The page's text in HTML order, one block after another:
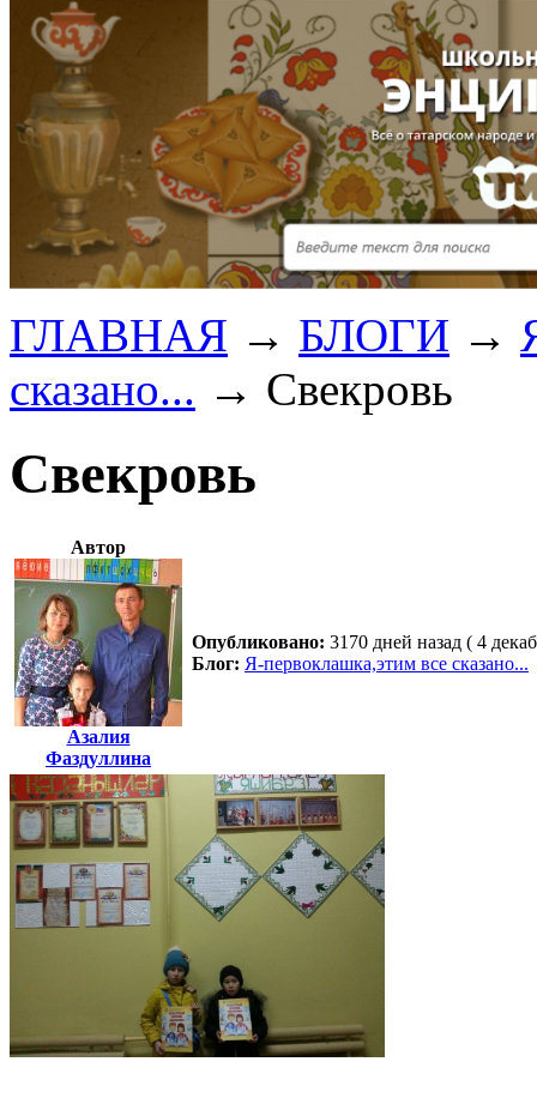
ГЛАВНАЯ → БЛОГИ →
сказано... → Свекровь
Свекровь
Автор
Азалия
Фаздуллина
Опубликовано: 3170 дней назад ( 4
Блог: Я-первоклашка,этим все сказано...